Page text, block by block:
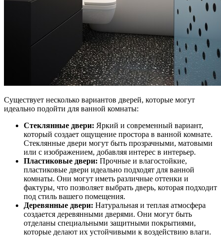
Существует несколько вариантов дверей, которые могут
идеально подойти для ванной комнаты:
Стеклянные двери: Яркий и современный вариант,
который создает ощущение простора в ванной комнате.
Стеклянные двери могут быть прозрачными, матовыми
или с изображением, добавляя интерес в интерьер.
Пластиковые двери: Прочные и влагостойкие,
пластиковые двери идеально подходят для ванной
комнаты. Они могут иметь различные оттенки и
фактуры, что позволяет выбрать дверь, которая подходит
под стиль вашего помещения.
Деревянные двери: Натуральная и теплая атмосфера
создается деревянными дверями. Они могут быть
отделаны специальными защитными покрытиями,
которые делают их устойчивыми к воздействию влаги.